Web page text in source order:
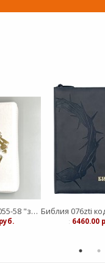
Библия 055 z 24055-58 "золотой лев " кожанный переплет, белый пятнистый на молнии
: 6460.00